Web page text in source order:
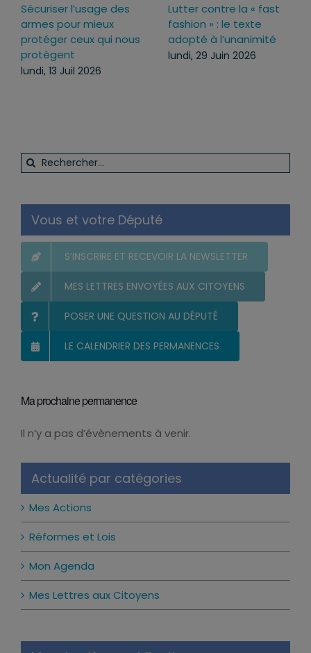
Loi d’urgence agricole :
pourquoi j’ai voté pour
ce texte
mercredi, 22 Juil 2026
Projet de loi RIPOST :
des réponses fermes
face aux atteintes à
l’ordre public du
Rechercher:
Vous et votre Député
MES LETTRES ENVOYÉES AUX CITOYENS
LE CALENDRIER DES PERMANENCES
Actualité par catégories
Mes Actions
Réformes et Lois
Mon Agenda
Mes Lettres aux Citoyens